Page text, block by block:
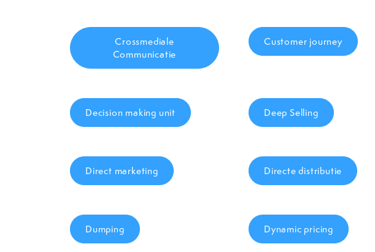
Crossmediale
Communicatie
Customer journey
Decision making unit Deep Selling
Direct marketing Directe distributie
Dumping Dynamic pricing